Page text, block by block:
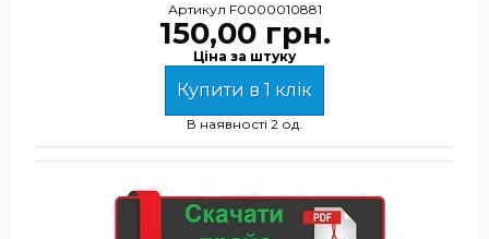
Артикул F0000010881
150,00 грн.
Ціна за штуку
Купити в 1 клік
В наявності 2 од.